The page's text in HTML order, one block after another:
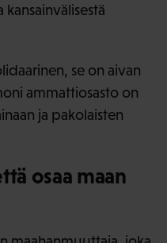
se on aivan
ammattiosasto on
ja pakolaisten
osaa maan